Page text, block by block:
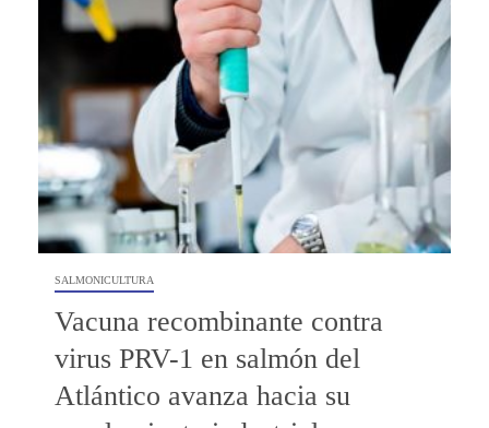
SALMONICULTURA
Vacuna recombinante contra
virus PRV-1 en salmón del
Atlántico avanza hacia su